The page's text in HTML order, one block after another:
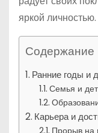
яркой личностью.
Содержание
Ранние годы и
Семья и
Карьера и
Прорыв на